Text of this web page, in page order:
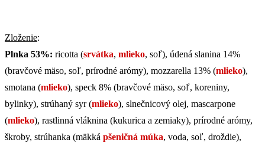
Zloženie:
Plnka 53%: ricotta (srvátka, mlieko, soľ), údená slanina 14%
(bravčové mäso, soľ, prírodné arómy), mozzarella 13% (mlieko),
smotana (mlieko), speck 8% (bravčové mäso, soľ, koreniny,
bylinky), strúhaný syr (mlieko), slnečnicový olej, mascarpone
(mlieko), rastlinná vláknina (kukurica a zemiaky), prírodné arómy,
škroby, strúhanka (mäkká pšeničná múka, voda, soľ, droždie),